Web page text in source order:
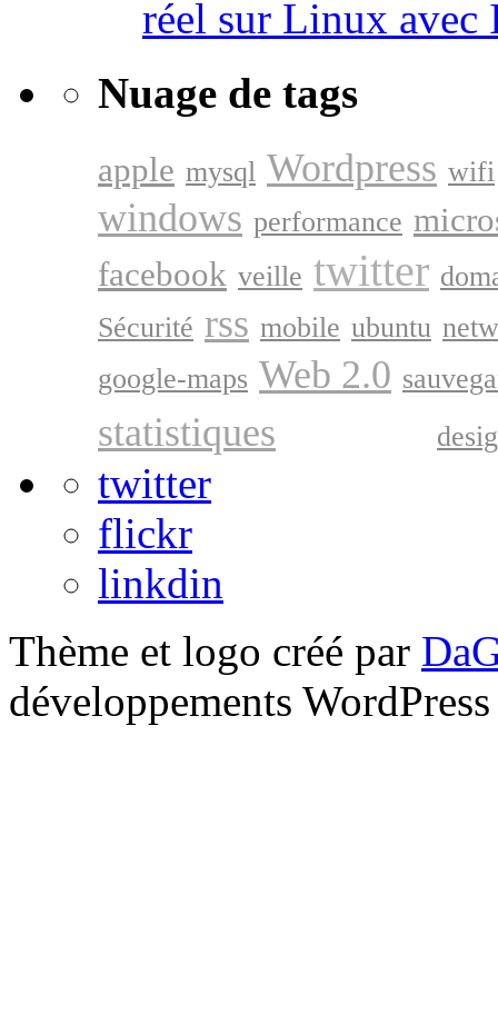
réel sur Linux avec
Nuage de tags
apple mysql Wordpress wifi
windows performance
facebook veille twitter
Sécurité rss mobile ubuntu
google-maps Web 2.0
statistiques
twitter
flickr
linkdin
Thème et logo créé par
développements